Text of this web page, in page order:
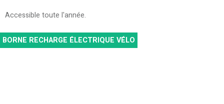
Accessible toute l'année.
BORNE RECHARGE ÉLECTRIQUE VÉLO